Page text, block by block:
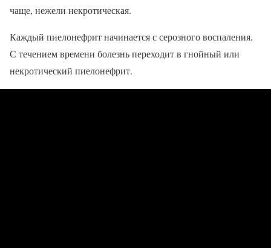
чаще, нежели некротическая.
Каждый пиелонефрит начинается с серозного воспаления.
С течением времени болезнь переходит в гнойный или
некротический пиелонефрит.